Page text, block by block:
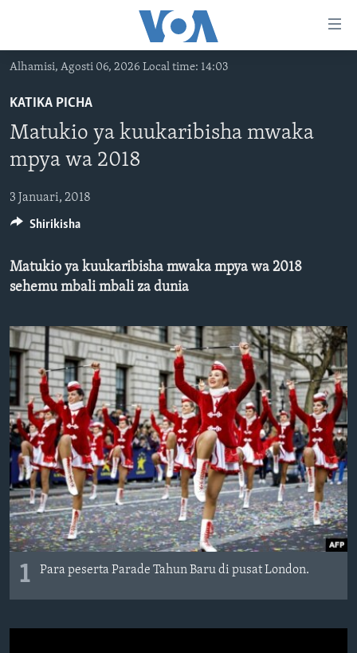
Nenda
kuu
Nenda
katika
urambazaji
katika
tafuta
TANZANIA
JAMHURI YA KIDEMOKRASIA YA KONGO
RWANDA
UGANDA
BURUNDI
AFRIKA
DUNIA
DUNIANI LEO
MAISHA NA AFYA
ZULIA JEKUNDU
MATANGAZO YETU
ALFAJIRI 0300 UTC
VOA EXPRESS 1330 UTC
JIONI 1630 UTC
KWA UNDANI 1800 UTC
JARIDA LA WIKIENDI
MAHOJIANO MAALUM: HABARI POTOFU
Alhamisi, Agosti 06, 2026 Local time: 14:03
KATIKA PICHA
Matukio ya kuukaribisha mwaka
mpya wa 2018
3 Januari, 2018
Matukio ya kuukaribisha mwaka mpya wa 2018
sehemu mbali mbali za dunia
1 Para peserta Parade Tahun Baru di pusat London.
Shirikisha